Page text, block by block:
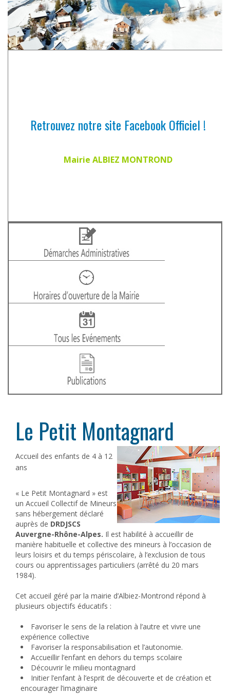
Retrouvez notre site Facebook Officiel !
Mairie ALBIEZ MONTROND
Le Petit Montagnard
Accueil des enfants de 4 à 12
ans
« Le Petit Montagnard » est
un Accueil Collectif de Mineurs
sans hébergement déclaré
auprès de DRDJSCS
Auvergne-Rhône-Alpes. Il est habilité à accueillir de
manière habituelle et collective des mineurs à l’occasion de
leurs loisirs et du temps périscolaire, à l’exclusion de tous
cours ou apprentissages particuliers (arrêté du 20 mars
1984).
Cet accueil géré par la mairie d’Albiez-Montrond répond à
plusieurs objectifs éducatifs :
Favoriser le sens de la relation à l’autre et vivre une
expérience collective
Favoriser la responsabilisation et l’autonomie.
Accueillir l’enfant en dehors du temps scolaire
Découvrir le milieu montagnard
Initier l’enfant à l’esprit de découverte et de création et
encourager l’imaginaire